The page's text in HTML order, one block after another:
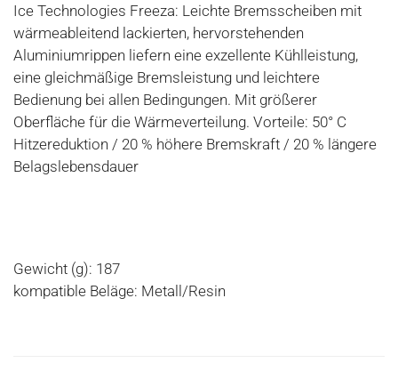
Ice Technologies Freeza: Leichte Bremsscheiben mit
wärmeableitend lackierten, hervorstehenden
Aluminiumrippen liefern eine exzellente Kühlleistung,
eine gleichmäßige Bremsleistung und leichtere
Bedienung bei allen Bedingungen. Mit größerer
Oberfläche für die Wärmeverteilung. Vorteile: 50° C
Hitzereduktion / 20 % höhere Bremskraft / 20 % längere
Belagslebensdauer
Gewicht (g): 187
kompatible Beläge: Metall/Resin